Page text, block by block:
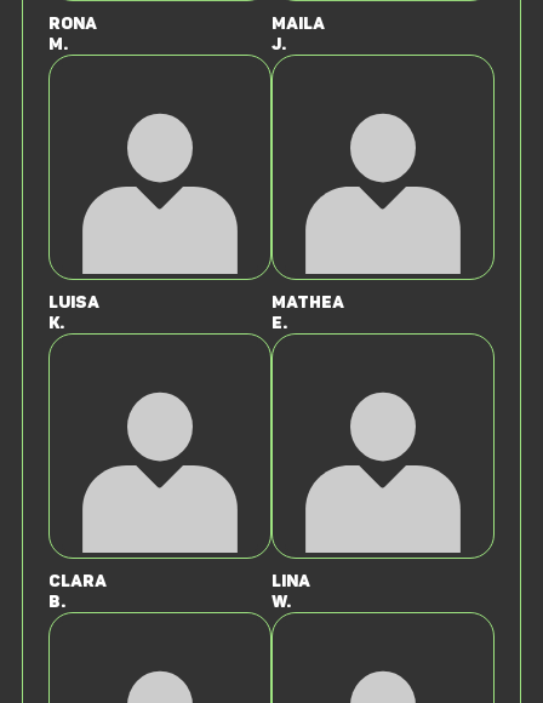
Rona
M.
Maila
J.
Luisa
K.
Mathea
E.
Clara
B.
Lina
W.